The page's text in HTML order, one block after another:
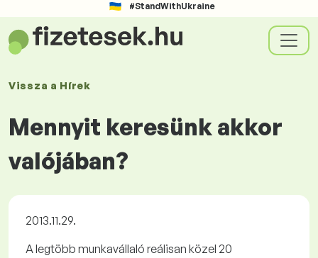
#StandWithUkraine
Vissza a Hírek
Mennyit keresünk akkor
valójában?
2013.11.29.
A legtöbb munkavállaló reálisan közel 20